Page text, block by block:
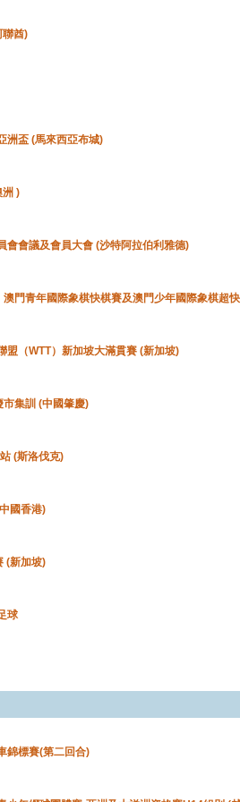
聯酋)
洲盃 (馬來西亞布城)
洲 )
會會議及會員大會 (沙特阿拉伯利雅德)
門青年國際象棋快棋賽及澳門少年國際象棋超
盟（WTT）新加坡大滿貫賽 (新加坡)
集訓 (中國肇慶)
(斯洛伐克)
國香港)
(新加坡)
球
錦標賽(第二回合)